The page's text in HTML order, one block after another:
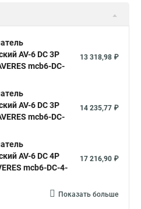
AV-6 DC 3P
mcb6-DC-
13 318,98 ₽
AV-6 DC 3P
mcb6-DC-
14 235,77 ₽
AV-6 DC 4P
mcb6-DC-4-
17 216,90 ₽
Показать больше